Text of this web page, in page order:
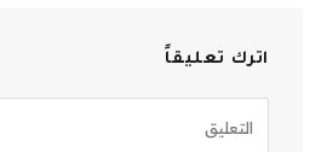
اترك تعليقاً